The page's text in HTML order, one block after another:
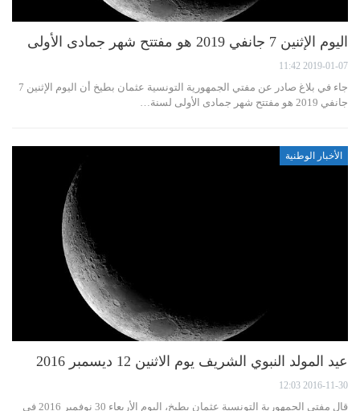
اليوم الإثنين 7 جانفي 2019 هو مفتتح شهر جمادى الأولى
2019-01-07 11:42
جاء في بلاغ صادر عن مفتي الجمهورية التونسية عثمان بطيخ أن اليوم الإثنين 7
جانفي 2019 هو مفتتح شهر جمادى الأولى لسنة…
الأخبار الوطنية
عيد المولد النبوي الشريف يوم الاثنين 12 ديسمبر 2016
2016-11-30 12:03
قال مفتي الجمهورية التونسية عثمان بطيخ، اليوم الأربعاء 30 نوفمبر 2016 في